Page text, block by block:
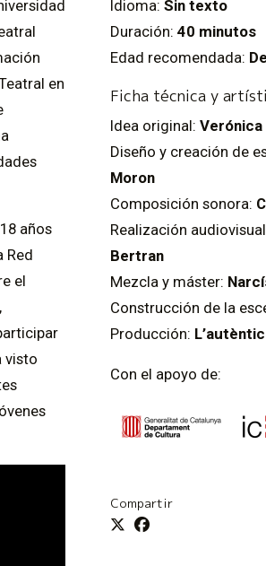
Idioma:Sin texto
Duración:40 minutos
Edad recomendada:
Ficha técnica y
Idea original:Verónica
Diseño y creación de
Moron
Composición sonora:
Realización
Bertran
Mezcla y máster:
Construcción de la
Producción:
Con el apoyo de:
Compartir
en
años
Red
el
visto